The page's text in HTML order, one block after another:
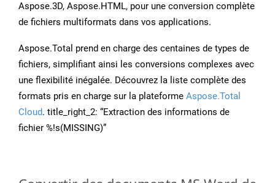
Aspose.3D, Aspose.HTML, pour une conversion complète
de fichiers multiformats dans vos applications.
Aspose.Total prend en charge des centaines de types de
fichiers, simplifiant ainsi les conversions complexes avec
une flexibilité inégalée. Découvrez la liste complète des
formats pris en charge sur la plateforme Aspose.Total
Cloud. title_right_2: “Extraction des informations de
fichier %!s(MISSING)”